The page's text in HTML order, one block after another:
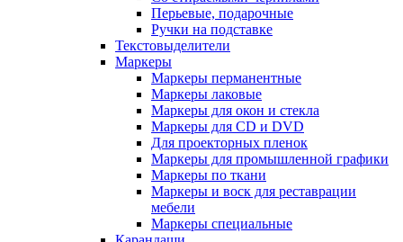
Перьевые, подарочные
Ручки на подставке
Текстовыделители
Маркеры
Маркеры перманентные
Маркеры лаковые
Маркеры для окон и стекла
Маркеры для CD и DVD
Для проекторных пленок
Маркеры для промышленной графики
Маркеры по ткани
Маркеры и воск для реставрации
мебели
Маркеры специальные